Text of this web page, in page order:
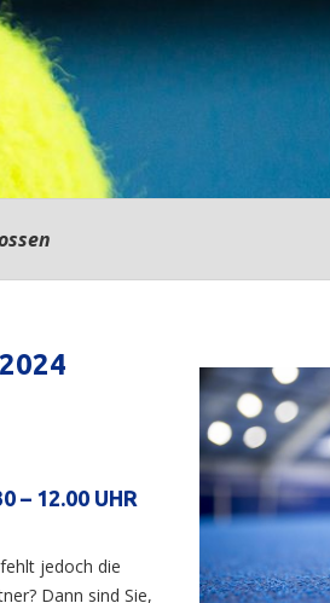
– 12.00 UHR
jedoch die
Dann sind Sie,